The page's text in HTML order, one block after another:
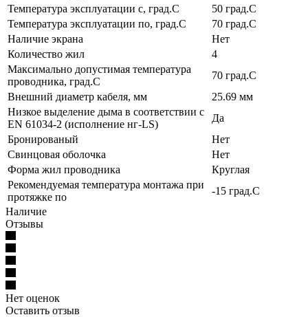
Температура эксплуатации с, град.C
50 град.C
Температура эксплуатации по, град.C
70 град.C
Наличие экрана
Нет
Количество жил
4
Максимально допустимая температура
проводника, град.C
70 град.C
Внешний диаметр кабеля, мм
25.69 мм
Низкое выделение дыма в соответствии с
EN 61034-2 (исполнение нг-LS)
Да
Бронированый
Нет
Свинцовая оболочка
Нет
Форма жил проводника
Круглая
Рекомендуемая температура монтажа при
протяжке по
-15 град.C
Наличие
Отзывы
Нет оценок
Оставить отзыв